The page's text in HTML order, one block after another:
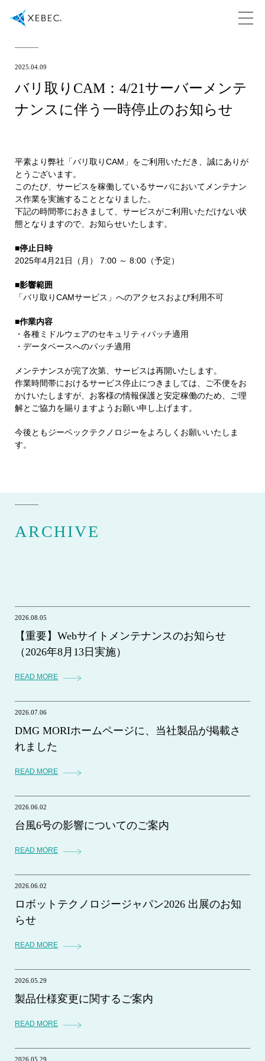
2025.04.09
バリ取りCAM：4/21サーバーメンテ
ナンスに伴う一時停止のお知らせ
平素より弊社「バリ取りCAM」をご利用いただき、誠にありが
とうございます。
このたび、サービスを稼働しているサーバにおいてメンテナン
ス作業を実施することとなりました。
下記の時間帯におきまして、サービスがご利用いただけない状
態となりますので、お知らせいたします。
■停止日時
2025年4月21日（月） 7:00 ～ 8:00（予定）
■影響範囲
「バリ取りCAMサービス」へのアクセスおよび利用不可
■作業内容
・各種ミドルウェアのセキュリティパッチ適用
・データベースへのパッチ適用
メンテナンスが完了次第、サービスは再開いたします。
作業時間帯におけるサービス停止につきましては、ご不便をお
かけいたしますが、お客様の情報保護と安定稼働のため、ご理
解とご協力を賜りますようお願い申し上げます。
今後ともジーベックテクノロジーをよろしくお願いいたしま
す。
ARCHIVE
2026.08.05
【重要】Webサイトメンテナンスのお知らせ
（2026年8月13日実施）
READ MORE
2026.07.06
DMG MORIホームページに、当社製品が掲載さ
れました
READ MORE
2026.06.02
台風6号の影響についてのご案内
READ MORE
2026.06.02
ロボットテクノロジージャパン2026 出展のお知
らせ
READ MORE
2026.05.29
製品仕様変更に関するご案内
READ MORE
2026.05.29